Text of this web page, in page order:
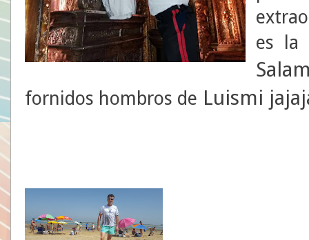
es la
fornidos hombros de Luismi